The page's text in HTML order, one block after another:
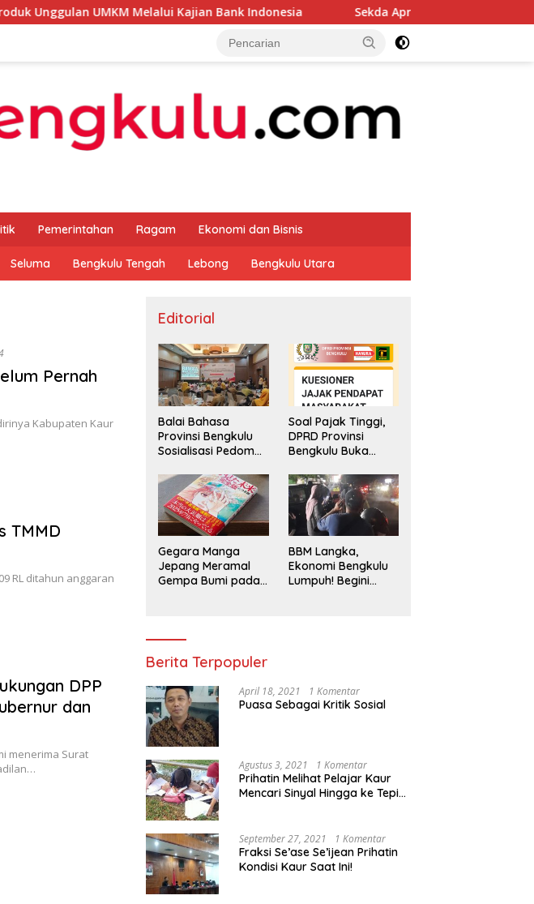
UMKM Melalui Kajian Bank Indonesia Sekda Apresiasi Inspektorat Provinsi
Pemerintahan Ragam Ekonomi dan Bisnis
Seluma Bengkulu Tengah Lebong Bengkulu Utara
Pernah
Kabupaten Kaur
TMMD
RL ditahun anggaran
DPP
dan
menerima Surat
Editorial
Balai Bahasa
Provinsi Bengkulu
Sosialisasi Pedoman
Penggunaan
Bahasa Indonesia
Soal Pajak Tinggi,
DPRD Provinsi
Bengkulu Buka
Pengaduan
Masyarakat
Gegara Manga
Jepang Meramal
Gempa Bumi pada
BBM Langka,
Ekonomi Bengkulu
Lumpuh! Begini
Berita Terpopuler
April 18, 2021 1 Komentar
Puasa Sebagai Kritik Sosial
Agustus 3, 2021 1 Komentar
Prihatin Melihat Pelajar Kaur
Mencari Sinyal Hingga ke Tepi
Segera Bertindak
September 27, 2021 1 Komentar
Fraksi Se’ase Se’ijean Prihatin
Kondisi Kaur Saat Ini!